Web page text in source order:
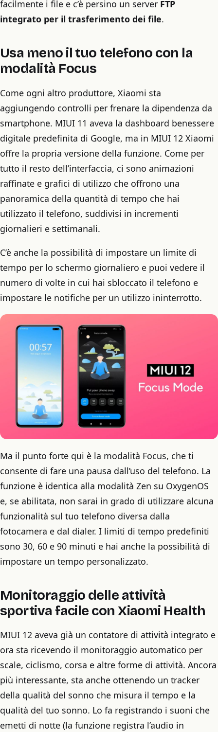
facilmente i file e c’è persino un server FTP
integrato per il trasferimento dei file.
Usa meno il tuo telefono con la
modalità Focus
Come ogni altro produttore, Xiaomi sta
aggiungendo controlli per frenare la dipendenza da
smartphone. MIUI 11 aveva la dashboard benessere
digitale predefinita di Google, ma in MIUI 12 Xiaomi
offre la propria versione della funzione. Come per
tutto il resto dell’interfaccia, ci sono animazioni
raffinate e grafici di utilizzo che offrono una
panoramica della quantità di tempo che hai
utilizzato il telefono, suddivisi in incrementi
giornalieri e settimanali.
C’è anche la possibilità di impostare un limite di
tempo per lo schermo giornaliero e puoi vedere il
numero di volte in cui hai sbloccato il telefono e
impostare le notifiche per un utilizzo ininterrotto.
Ma il punto forte qui è la modalità Focus, che ti
consente di fare una pausa dall’uso del telefono. La
funzione è identica alla modalità Zen su OxygenOS
e, se abilitata, non sarai in grado di utilizzare alcuna
funzionalità sul tuo telefono diversa dalla
fotocamera e dal dialer. I limiti di tempo predefiniti
sono 30, 60 e 90 minuti e hai anche la possibilità di
impostare un tempo personalizzato.
Monitoraggio delle attività
sportiva facile con Xiaomi Health
MIUI 12 aveva già un contatore di attività integrato e
ora sta ricevendo il monitoraggio automatico per
scale, ciclismo, corsa e altre forme di attività. Ancora
più interessante, sta anche ottenendo un tracker
della qualità del sonno che misura il tempo e la
qualità del tuo sonno. Lo fa registrando i suoni che
emetti di notte (la funzione registra l’audio in